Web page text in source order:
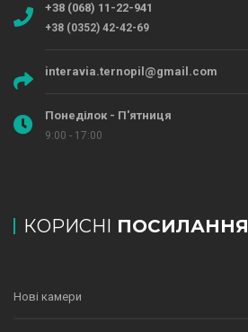
+38 (068) 11-22-941
+38 (0352) 42-42-69
interavia.ternopil@gmail.com
Понеділок - П'ятниця
9:00 - 17:00
КОРИСНІ ПОСИЛАННЯ
Нові камери